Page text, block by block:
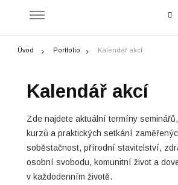
Úvod Portfolio Kalendář akcí
Zde najdete aktuální termíny
kurzů a praktických setkání
soběstačnost, přírodní stavitelství,
osobní svobodu, komunitní život a
v každodenním životě.
Kalendář akcí